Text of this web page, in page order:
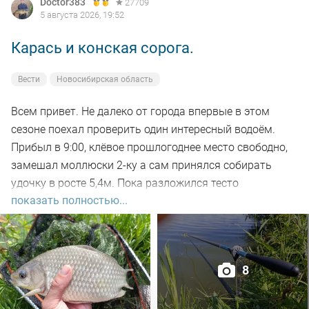
27709
5 августа 2026, 19:52
Карась и конская сорога.
Вести Новосибирская область
Всем привет. Не далеко от города впервые в этом
сезоне поехал проверить один интересный водоём.
Прибыл в 9:00, клёвое прошлогоднее место свободно,
замешал моллюски 2-ку а сам принялся собирать
удочку в росте 5,4м. Пока разложился тесто
настоялось, 5-ть закормочных забросов и в бой.
Заброс за забросом, рыба кормится, видно по
характерным пузырям на воде а поклёвок нет. Минут
через 30-ть на очередном забросе подъём поплавка,
подсекаю, есть. Удочка в дугу, с глубины в 2-а метра не
сразу поднял на поверхность, достойный боец,
показать полностью...
8